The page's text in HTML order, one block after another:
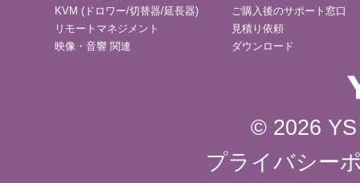
KVM (ドロワー/切替器/延長器)
リモートマネジメント
映像・音響 関連
ご購入後のサポート窓口
見積り依頼
ダウンロード
© 2026
プライバシー